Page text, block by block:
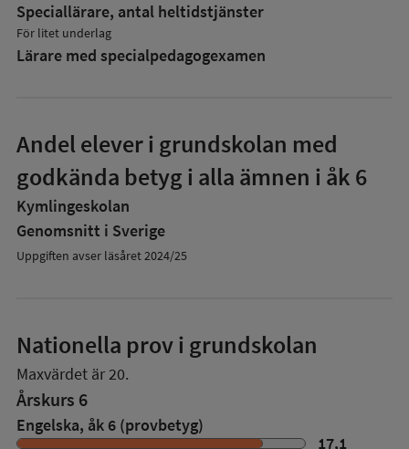
Speciallärare, antal heltidstjänster
För litet underlag
Lärare med specialpedagog­examen
Andel elever i grundskolan med
godkända betyg i alla ämnen i åk 6
Kymlingeskolan
Genomsnitt i Sverige
Uppgiften avser läsåret 2024/25
Nationella prov i grundskolan
Maxvärdet är 20.
Årskurs 6
Engelska, åk 6 (provbetyg)
17,1